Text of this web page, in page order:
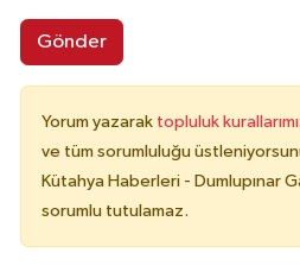
Gönder
Yorum yazarak topluluk
ve tüm sorumluluğu
Kütahya Haberleri - Dumlupınar
sorumlu tutulamaz.